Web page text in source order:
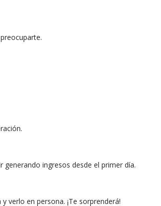
ingresos desde el primer día.
verlo en persona. ¡Te sorprenderá!